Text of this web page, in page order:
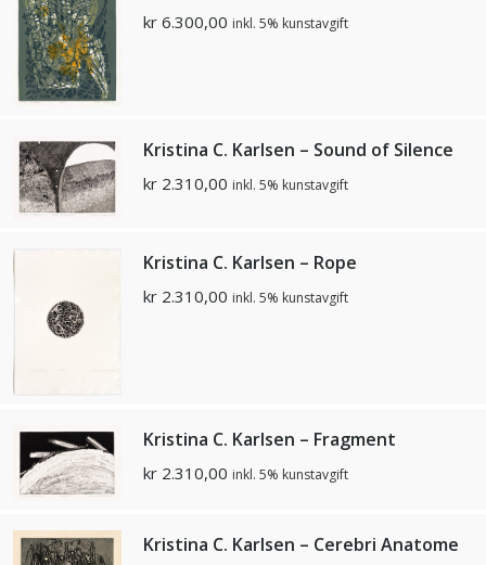
kr 6.300,00 inkl. 5% kunstavgift
Kristina C. Karlsen – Sound of Silence
kr 2.310,00 inkl. 5% kunstavgift
Kristina C. Karlsen – Rope
kr 2.310,00 inkl. 5% kunstavgift
Kristina C. Karlsen – Fragment
kr 2.310,00 inkl. 5% kunstavgift
Kristina C. Karlsen – Cerebri Anatome